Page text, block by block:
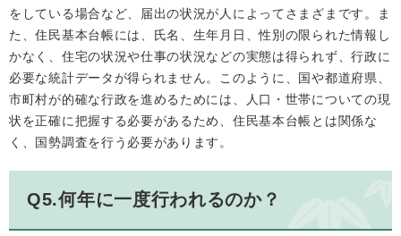
をしている場合など、届出の状況が人によってさまざまです。ま
た、住民基本台帳には、氏名、生年月日、性別の限られた情報し
かなく、住宅の状況や仕事の状況などの実態は得られず、行政に
必要な統計データが得られません。このように、国や都道府県、
市町村が的確な行政を進めるためには、人口・世帯についての現
状を正確に把握する必要があるため、住民基本台帳とは関係な
く、国勢調査を行う必要があります。
Q5.何年に一度行われるのか？